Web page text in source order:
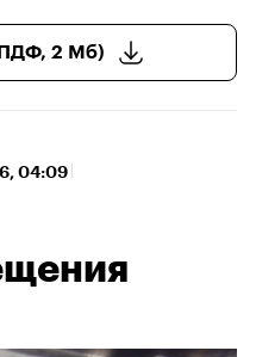
2 Мб)
04:09